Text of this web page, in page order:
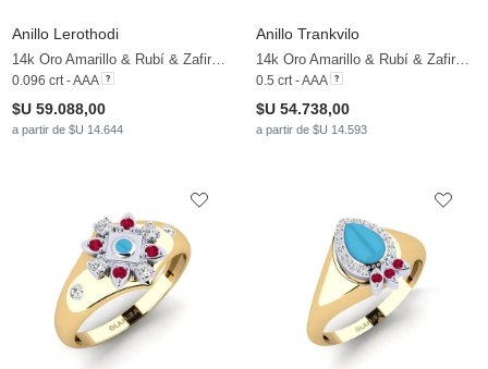
Anillo Lerothodi
14k Oro Amarillo & Rubí & Zafiro blanco
0.096 crt - AAA
$U 59.088,00
a partir de $U 14.644
Anillo Trankvilo
14k Oro Amarillo & Rubí & Zafiro blanco
0.5 crt - AAA
$U 54.738,00
a partir de $U 14.593